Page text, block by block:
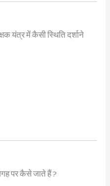
यंत्र में कैसी स्थिति दर्शाने
पर कैसे जाते हैं ?